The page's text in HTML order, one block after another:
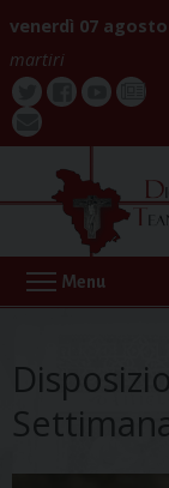
content
venerdì 07 agosto
martiri
Twitter
webmail
Menu